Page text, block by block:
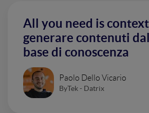
All you need is
generare contenuti
base di conoscenza
Paolo Dello Vicario
ByTek - Datrix